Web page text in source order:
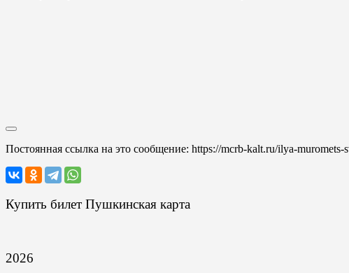
Постоянная ссылка на это сообщение: https://mcrb-kalt.ru/ilya-muromets-
Купить билет Пушкинская карта
2026